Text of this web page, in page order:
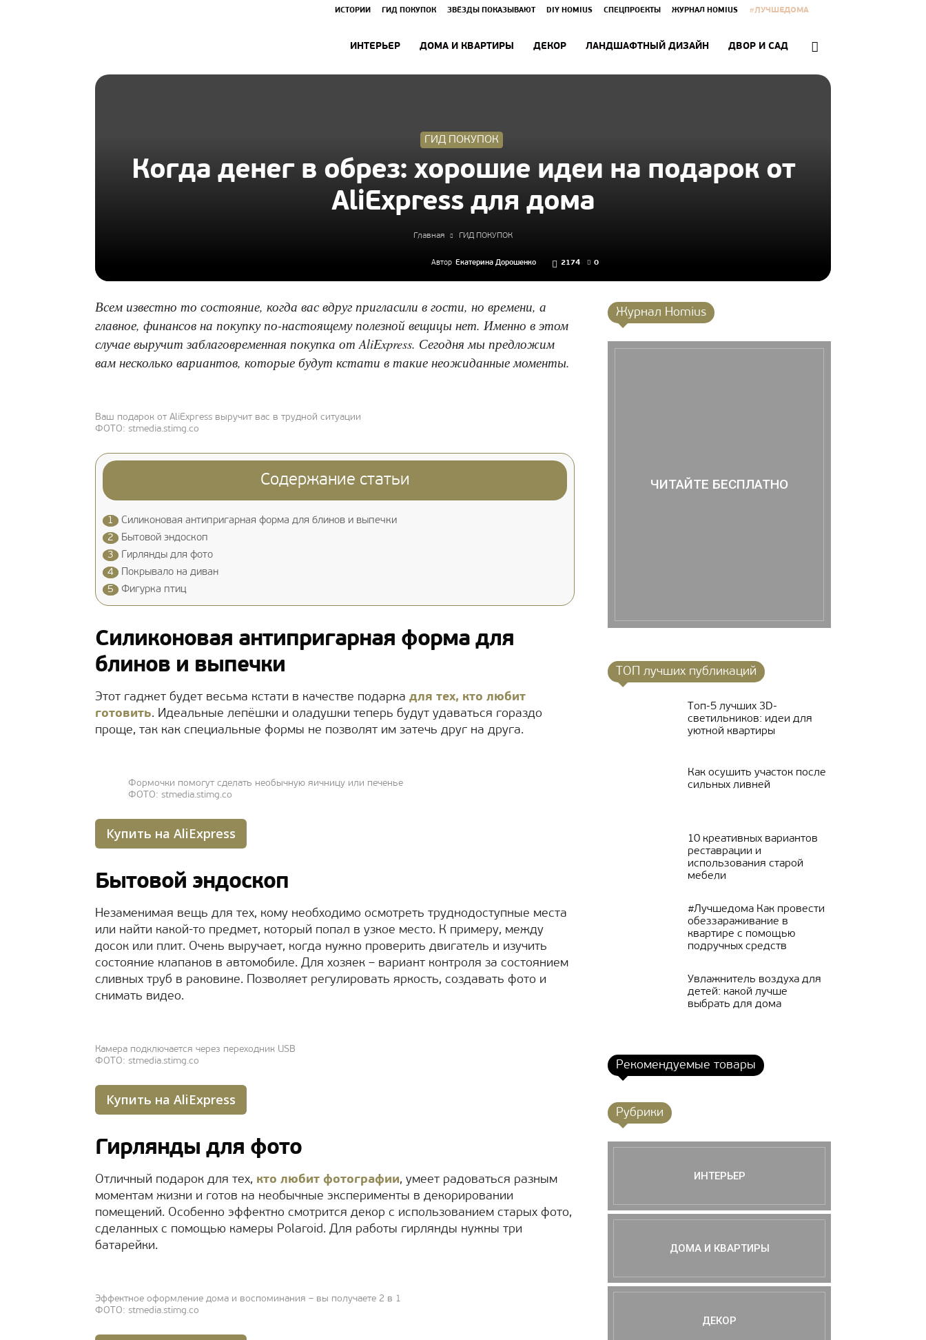
ИСТОРИИ ГИД ПОКУПОК ЗВЁЗДЫ ПОКАЗЫВАЮТ DIY HOMIUS СПЕЦПРОЕКТЫ ЖУРНАЛ HOMIUS #ЛУЧШЕДОМА
ИНТЕРЬЕР ДОМА И КВАРТИРЫ ДЕКОР ЛАНДШАФТНЫЙ ДИЗАЙН ДВОР И САД
ГИД ПОКУПОК
Когда денег в обрез: хорошие идеи на подарок от
AliExpress для дома
Главная ГИД ПОКУПОК
Автор Екатерина Дорошенко 2174 0
Всем известно то состояние, когда вас вдруг пригласили в гости, но времени, а
главное, финансов на покупку по-настоящему полезной вещицы нет. Именно в этом
случае выручит заблаговременная покупка от AliExpress. Сегодня мы предложим
вам несколько вариантов, которые будут кстати в такие неожиданные моменты.
Ваш подарок от AliExpress выручит вас в трудной ситуации
ФОТО: stmedia.stimg.co
Содержание статьи
1
Силиконовая антипригарная форма для блинов и выпечки
2
Бытовой эндоскоп
3
Гирлянды для фото
4
Покрывало на диван
5
Фигурка птиц
Силиконовая антипригарная форма для
блинов и выпечки
Этот гаджет будет весьма кстати в качестве подарка для тех, кто любит
готовить. Идеальные лепёшки и оладушки теперь будут удаваться гораздо
проще, так как специальные формы не позволят им затечь друг на друга.
Формочки помогут сделать необычную яичницу или печенье
ФОТО: stmedia.stimg.co
Купить на AliExpress
Бытовой эндоскоп
Незаменимая вещь для тех, кому необходимо осмотреть труднодоступные места
или найти какой-то предмет, который попал в узкое место. К примеру, между
досок или плит. Очень выручает, когда нужно проверить двигатель и изучить
состояние клапанов в автомобиле. Для хозяек – вариант контроля за состоянием
сливных труб в раковине. Позволяет регулировать яркость, создавать фото и
снимать видео.
Камера подключается через переходник USB
ФОТО: stmedia.stimg.co
Купить на AliExpress
Гирлянды для фото
Отличный подарок для тех, кто любит фотографии, умеет радоваться разным
моментам жизни и готов на необычные эксперименты в декорировании
помещений. Особенно эффектно смотрится декор с использованием старых фото,
сделанных с помощью камеры Polaroid. Для работы гирлянды нужны три
батарейки.
Эффектное оформление дома и воспоминания – вы получаете 2 в 1
ФОТО: stmedia.stimg.co
Журнал Homius
ЧИТАЙТЕ БЕСПЛАТНО
ТОП лучших публикаций
Топ-5 лучших 3D-
светильников: идеи для
уютной квартиры
Как осушить участок после
сильных ливней
10 креативных вариантов
реставрации и
использования старой
мебели
#Лучшедома Как провести
обеззараживание в
квартире с помощью
подручных средств
Увлажнитель воздуха для
детей: какой лучше
выбрать для дома
Рекомендуемые товары
Рубрики
ИНТЕРЬЕР
ДОМА И КВАРТИРЫ
ДЕКОР